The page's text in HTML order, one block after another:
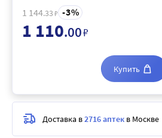
1 144.33 ₽ 3
1 110.00₽
Купить
Доставка в2716 аптек в Москве